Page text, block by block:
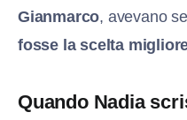
Gianmarco, avevano
fosse la scelta
Quando Nadia